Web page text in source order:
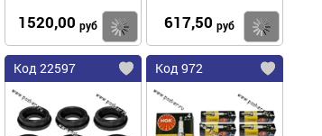
1520,00 руб Купить
617,50 руб
Код 22597 Код 972